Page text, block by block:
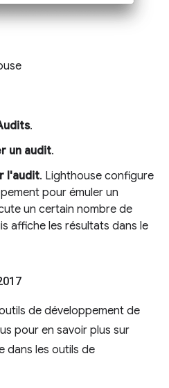
.
un audit.
l'audit. Lighthouse configure
pour émuler un
un certain nombre de
affiche les résultats dans le
de développement de
pour en savoir plus sur
dans les outils de